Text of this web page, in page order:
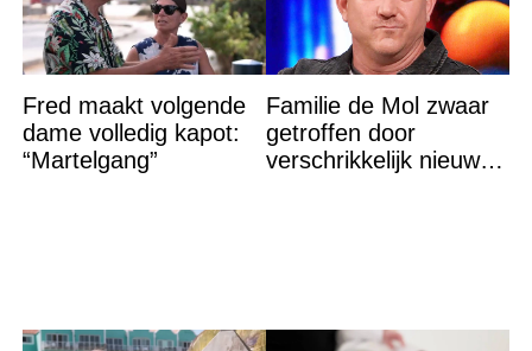
Fred maakt volgende
dame volledig kapot:
“Martelgang”
Familie de Mol zwaar
getroffen door
verschrikkelijk nieuws: